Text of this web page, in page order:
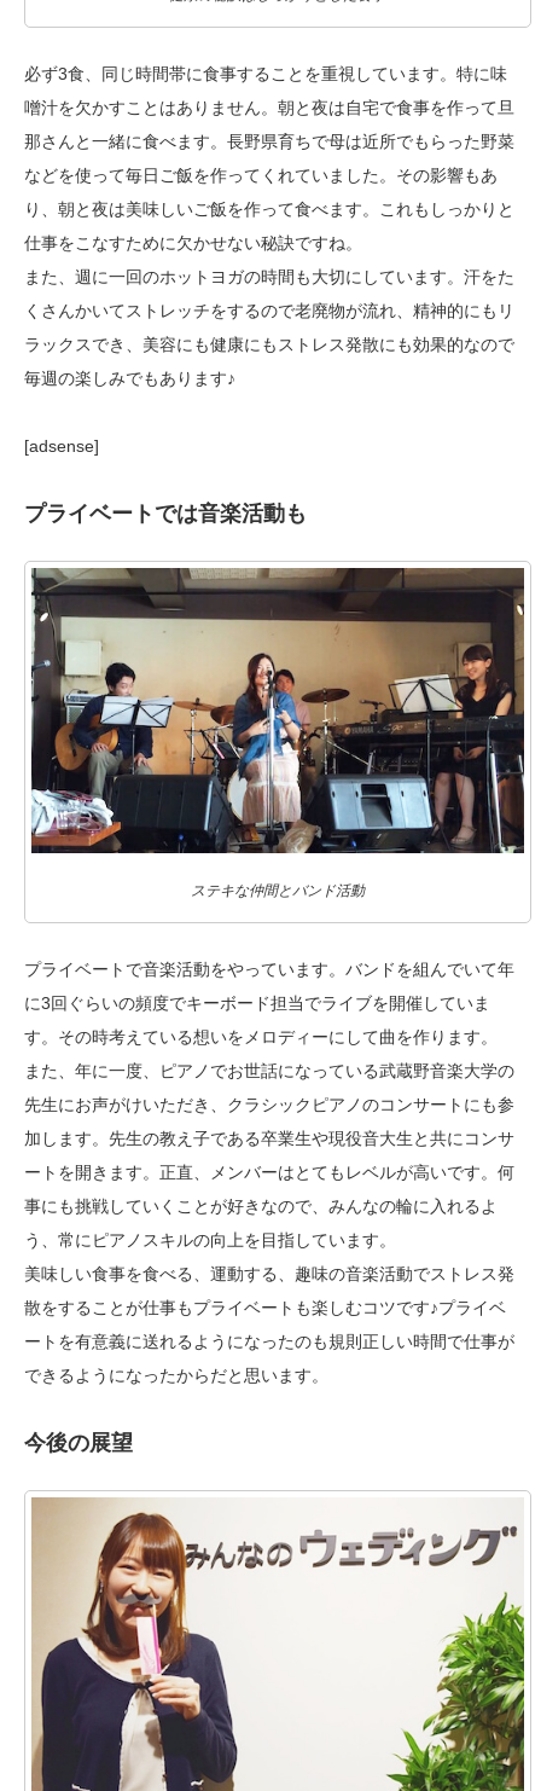
必ず3食、同じ時間帯に食事することを重視しています。特に味
噌汁を欠かすことはありません。朝と夜は自宅で食事を作って旦
那さんと一緒に食べます。長野県育ちで母は近所でもらった野菜
などを使って毎日ご飯を作ってくれていました。その影響もあ
り、朝と夜は美味しいご飯を作って食べます。これもしっかりと
仕事をこなすために欠かせない秘訣ですね。
また、週に一回のホットヨガの時間も大切にしています。汗をた
くさんかいてストレッチをするので老廃物が流れ、精神的にもリ
ラックスでき、美容にも健康にもストレス発散にも効果的なので
毎週の楽しみでもあります♪
[adsense]
プライベートでは音楽活動も
ステキな仲間とバンド活動
プライベートで音楽活動をやっています。バンドを組んでいて年
に3回ぐらいの頻度でキーボード担当でライブを開催していま
す。その時考えている想いをメロディーにして曲を作ります。
また、年に一度、ピアノでお世話になっている武蔵野音楽大学の
先生にお声がけいただき、クラシックピアノのコンサートにも参
加します。先生の教え子である卒業生や現役音大生と共にコンサ
ートを開きます。正直、メンバーはとてもレベルが高いです。何
事にも挑戦していくことが好きなので、みんなの輪に入れるよ
う、常にピアノスキルの向上を目指しています。
美味しい食事を食べる、運動する、趣味の音楽活動でストレス発
散をすることが仕事もプライベートも楽しむコツです♪プライベ
ートを有意義に送れるようになったのも規則正しい時間で仕事が
できるようになったからだと思います。
今後の展望